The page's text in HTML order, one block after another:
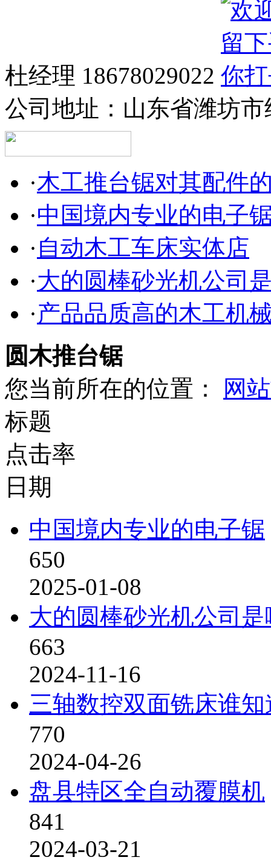
杜经理 18678029022
公司地址： 山东省潍坊
·木工推台锯对其配件
·中国境内专业的电子
· 自动木工车床实体店
·大的圆棒砂光机公司
·产品品质高的木工机
圆木推台锯
您当前所在的位置：
网
标题
点击率
日期
中国境内专业的电子锯
650
2025-01-08
大的圆棒砂光机公司是
663
2024-11-16
三轴数控双面铣床谁
770
2024-04-26
盘县特区全自动覆膜机
841
2024-03-21